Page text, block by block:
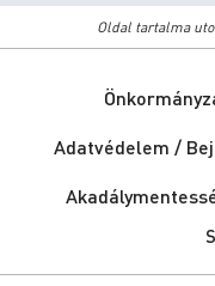
Oldal tartalma
Adatvédelem /